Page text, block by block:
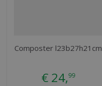
Composter l23b27h21cm
€ 24,99